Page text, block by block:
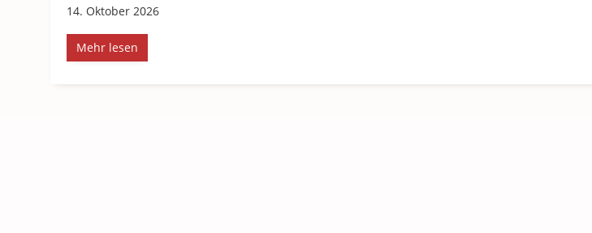
14. Oktober 2026
Mehr lesen